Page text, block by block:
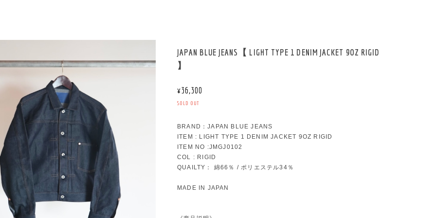
JAPAN BLUE JEANS【 LIGHT TYPE 1 DENIM JACKET 9OZ RIGID
】
¥36,300
SOLD OUT
BRAND：JAPAN BLUE JEANS
ITEM : LIGHT TYPE 1 DENIM JACKET 9OZ RIGID
ITEM NO :JMGJ0102
COL : RIGID
QUAILTY： 綿66％ / ポリエステル34％
MADE IN JAPAN